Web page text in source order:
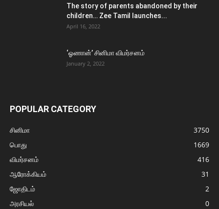
The story of parents abandoned by their
children… Zee Tamil launches...
April 16, 2022
‘ஓணான்’ சினிமா விமர்சனம்
January 2, 2022
POPULAR CATEGORY
சினிமா
3750
பொது
1669
விமர்சனம்
416
ஆரோக்கியம்
31
ஜோதிடம்
2
அரசியல்
0